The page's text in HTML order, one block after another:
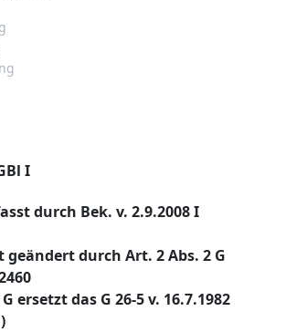
I
durch Bek. v. 2.9.2008 I
durch Art. 2 Abs. 2 G
ersetzt das G 26-5 v. 16.7.1982